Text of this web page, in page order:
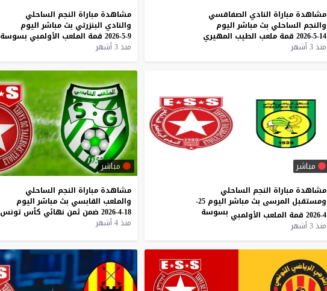
مشاهدة مباراة النادي الصفاقسي
والنجم الساحلي بث مباشر اليوم
14-5-2026
قمة ملعب الطيب المهيري
منذ 3 أشهر
مشاهدة مباراة النجم الساحلي
والنادي البنزرتي بث مباشر اليوم
9-5-2026
قمة الملعب الأولمبي بسوسة
منذ 3 أشهر
مباشر
مشاهدة مباراة النجم الساحلي
ومستقبل المرسى بث مباشر اليوم 25-
4-2026 قمة الملعب الأولمبي
بسوسة
منذ 3 أشهر
مباشر
مشاهدة مباراة النجم الساحلي
والملعب القابسي بث مباشر اليوم
18-4-2026
ضمن ثمن نهائي كأس تونس
منذ 4 أشهر